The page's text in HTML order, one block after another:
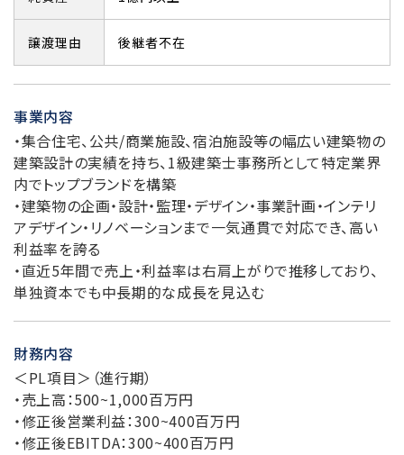
譲渡理由 後継者不在
事業内容
・集合住宅、公共/商業施設、宿泊施設等の幅広い建築物の
建築設計の実績を持ち、1級建築士事務所として特定業界
内でトップブランドを構築
・建築物の企画・設計・監理・デザイン・事業計画・インテリ
アデザイン・リノベーションまで一気通貫で対応でき、高い
利益率を誇る
・直近5年間で売上・利益率は右肩上がりで推移しており、
単独資本でも中長期的な成長を見込む
財務内容
＜PL項目＞（進行期）
・売上高：500~1,000百万円
・修正後営業利益：300~400百万円
・修正後EBITDA：300~400百万円